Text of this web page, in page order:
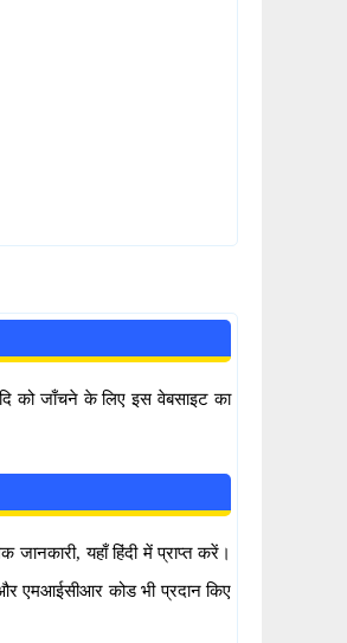
को जाँचने के लिए इस वेबसाइट का
यहाँ हिंदी में प्राप्त करें।
एमआईसीआर कोड भी प्रदान किए